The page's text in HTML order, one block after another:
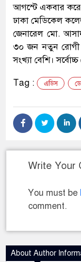
আগস্টে একবার
ঢাকা মেডিকেল
জেনারেল মো.
৩০ জন নতুন রোগী
সংখ্যা বেশি।
Tag : এডিস
Write Your
You must be
comment.
About Author